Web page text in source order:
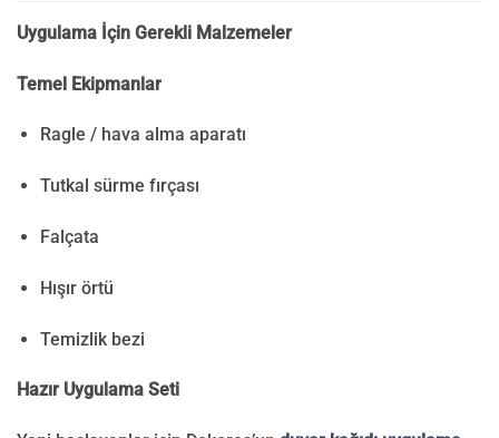
Uygulama İçin Gerekli Malzemeler
Temel Ekipmanlar
Ragle / hava alma aparatı
Tutkal sürme fırçası
Falçata
Hışır örtü
Temizlik bezi
Hazır Uygulama Seti